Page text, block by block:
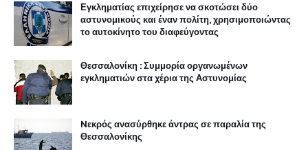
Εγκληματίας επιχείρησε να σκοτώσει δύο
αστυνομικούς και έναν πολίτη, χρησιμοποιώντας
το αυτοκίνητο του διαφεύγοντας
Θεσσαλονίκη : Συμμορία οργανωμένων
εγκληματιών στα χέρια της Αστυνομίας
Nεκρός ανασύρθηκε άντρας σε παραλία της
Θεσσαλονίκης